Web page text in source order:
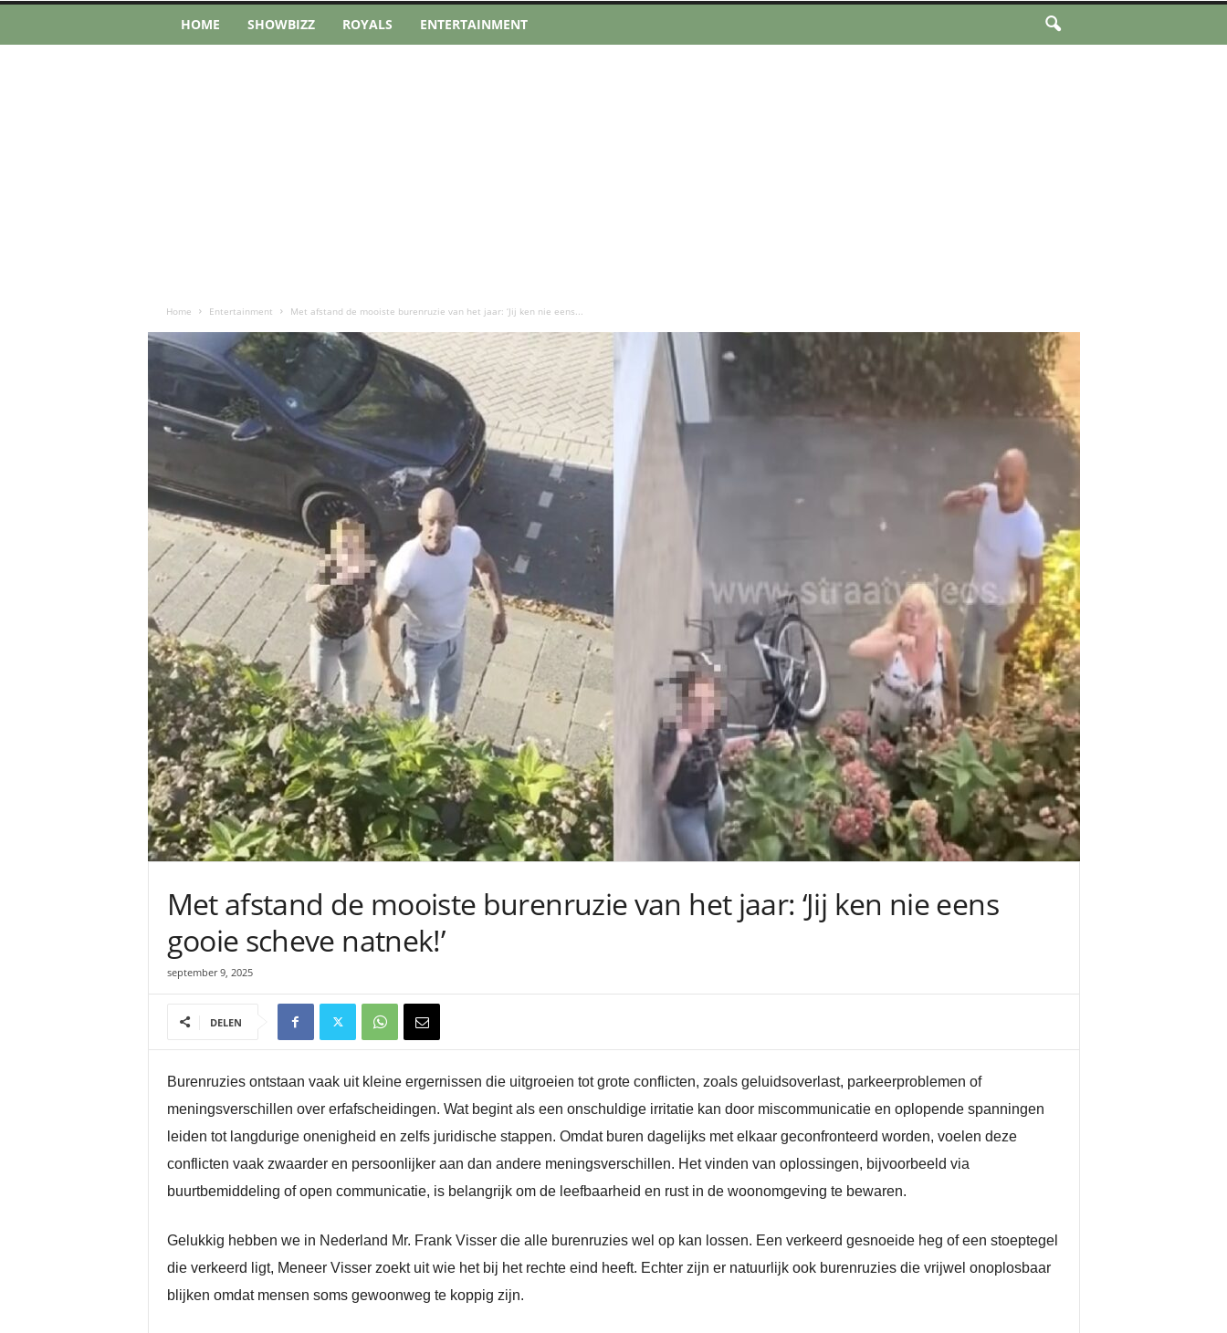
HOME SHOWBIZZ ROYALS ENTERTAINMENT
Home Entertainment Met afstand de mooiste burenruzie van het jaar: ‘Jij ken nie eens...
Met afstand de mooiste burenruzie van het jaar: ‘Jij ken nie eens
gooie scheve natnek!’
september 9, 2025
DELEN
Burenruzies ontstaan vaak uit kleine ergernissen die uitgroeien tot grote conflicten, zoals geluidsoverlast, parkeerproblemen of
meningsverschillen over erfafscheidingen. Wat begint als een onschuldige irritatie kan door miscommunicatie en oplopende spanningen
leiden tot langdurige onenigheid en zelfs juridische stappen. Omdat buren dagelijks met elkaar geconfronteerd worden, voelen deze
conflicten vaak zwaarder en persoonlijker aan dan andere meningsverschillen. Het vinden van oplossingen, bijvoorbeeld via
buurtbemiddeling of open communicatie, is belangrijk om de leefbaarheid en rust in de woonomgeving te bewaren.
Gelukkig hebben we in Nederland Mr. Frank Visser die alle burenruzies wel op kan lossen. Een verkeerd gesnoeide heg of een stoeptegel
die verkeerd ligt, Meneer Visser zoekt uit wie het bij het rechte eind heeft. Echter zijn er natuurlijk ook burenruzies die vrijwel onoplosbaar
blijken omdat mensen soms gewoonweg te koppig zijn.